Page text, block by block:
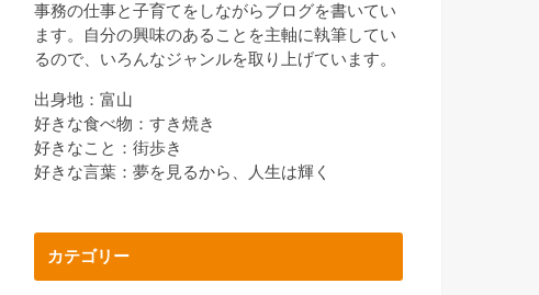
事務の仕事と子育てをしながらブログを書いてい
ます。自分の興味のあることを主軸に執筆してい
るので、いろんなジャンルを取り上げています。
出身地：富山
好きな食べ物：すき焼き
好きなこと：街歩き
好きな言葉：夢を見るから、人生は輝く
カテゴリー